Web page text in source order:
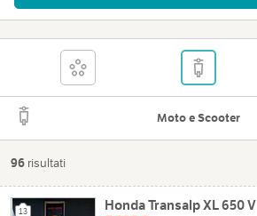
Moto e Scooter
96 risultati
13
Honda Transalp XL 650 V